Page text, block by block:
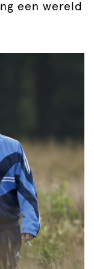
een wereld